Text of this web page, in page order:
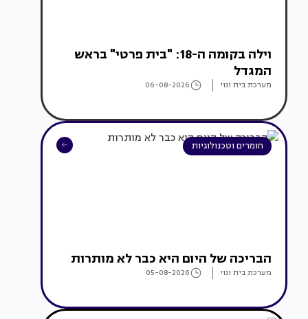
וילה בקומה ה-18: "בית פרטי" בראש
המגדל
מערכת בית ונוי 06-08-2026
חומרים וטכנולוגיות
הבריכה של היום היא כבר לא מותרות
מערכת בית ונוי 05-08-2026